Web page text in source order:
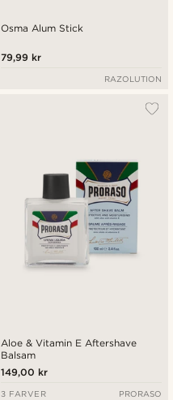
Osma Alum Stick
79,99 kr
RAZOLUTION
Aloe & Vitamin E Aftershave
Balsam
149,00 kr
3 FARVER PRORASO